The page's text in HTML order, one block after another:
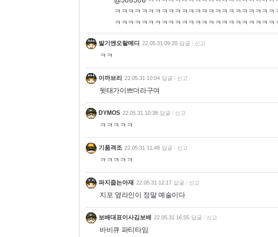
ㅋㅋㅋㅋㅋㅋㅋㅋㅋㅋㅋㅋㅋㅋㅋㅋㅋㅋㅋㅋㅋㅋㅋ
ㅋㅋㅋㅋㅋㅋㅋㅋㅋㅋㅋㅋㅋㅋㅋㅋㅋㅋㅋㅋㅋㅋㅋ
발기엔오랄메디 22.05.31 09:20 답글 신고
ㅋㅋ
이까브리 22.05.31 10:04 답글 신고
뒷태가이쁘더라구여
DYMOS 22.05.31 10:38 답글 신고
ㅋㅋㅋㅋㅋ
기품격조 22.05.31 11:48 답글 신고
ㅋㅋㅋㅋㅋ
파지줍는아재 22.05.31 12:17 답글 신고
지포 옆라인이 정말 예술이다
보배대표이사김보배 22.05.31 16:55 답글 신고
바비큐 파티타임